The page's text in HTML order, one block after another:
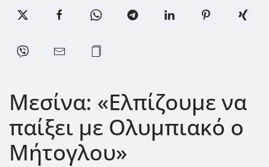
Μεσίνα: «Ελπίζουμε να
παίξει με Ολυμπιακό ο
Μήτογλου»